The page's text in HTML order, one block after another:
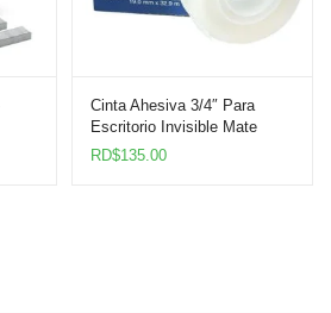
Cinta Ahesiva 3/4″ Para
Escritorio Invisible Mate
Highland
RD$135.00